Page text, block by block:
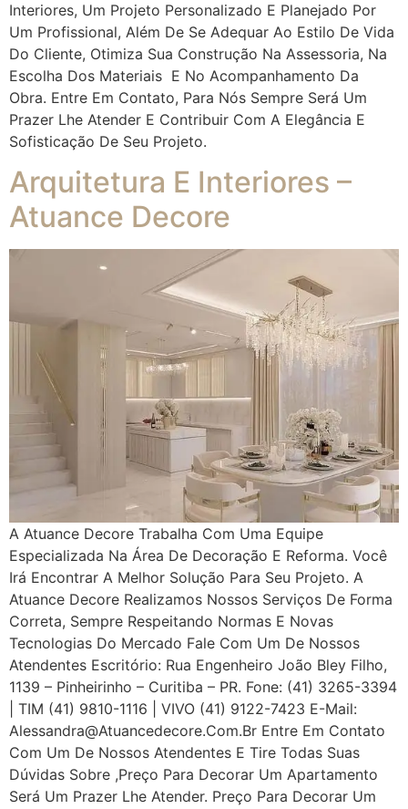
Interiores, Um Projeto Personalizado E Planejado Por
Um Profissional, Além De Se Adequar Ao Estilo De Vida
Do Cliente, Otimiza Sua Construção Na Assessoria, Na
Escolha Dos Materiais E No Acompanhamento Da
Obra. Entre Em Contato, Para Nós Sempre Será Um
Prazer Lhe Atender E Contribuir Com A Elegância E
Sofisticação De Seu Projeto.
Arquitetura E Interiores –
Atuance Decore
A Atuance Decore Trabalha Com Uma Equipe
Especializada Na Área De Decoração E Reforma. Você
Irá Encontrar A Melhor Solução Para Seu Projeto. A
Atuance Decore Realizamos Nossos Serviços De Forma
Correta, Sempre Respeitando Normas E Novas
Tecnologias Do Mercado Fale Com Um De Nossos
Atendentes Escritório: Rua Engenheiro João Bley Filho,
1139 – Pinheirinho – Curitiba – PR. Fone: (41) 3265-3394
| TIM (41) 9810-1116 | VIVO (41) 9122-7423 E-Mail:
Alessandra@atuancedecore.com.br Entre Em Contato
Com Um De Nossos Atendentes E Tire Todas Suas
Dúvidas Sobre ,Preço Para Decorar Um Apartamento
Será Um Prazer Lhe Atender. Preço Para Decorar Um